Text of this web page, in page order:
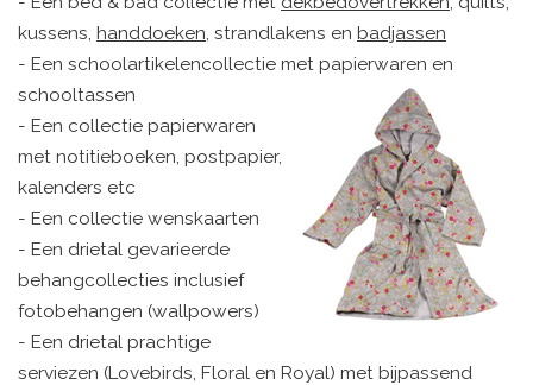
kussens, handdoeken, strandlakens en badjassen
- Een schoolartikelencollectie met papierwaren en
schooltassen
- Een collectie papierwaren
met notitieboeken, postpapier,
kalenders etc
- Een collectie wenskaarten
- Een drietal gevarieerde
behangcollecties inclusief
fotobehangen (wallpowers)
- Een drietal prachtige
serviezen (Lovebirds, Floral en Royal) met bijpassend